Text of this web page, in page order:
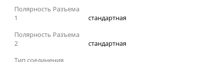
Полярность Разъема
1
стандартная
Полярность Разъема
2
стандартная
Тип соединения